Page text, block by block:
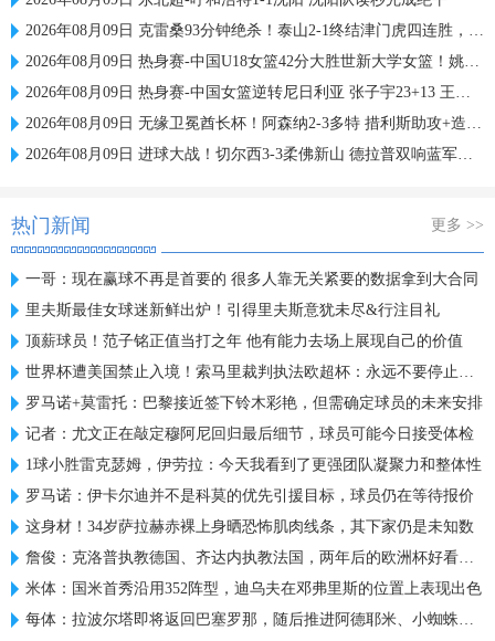
2026年08月09日 克雷桑93分钟绝杀！泰山2-1终结津门虎四连胜，刘洋、哈达斯破门
2026年08月09日 热身赛-中国U18女篮42分大胜世新大学女篮！姚子萱12前场板
2026年08月09日 热身赛-中国女篮逆转尼日利亚 张子宇23+13 王思雨关键两罚
2026年08月09日 无缘卫冕酋长杯！阿森纳2-3多特 措利斯助攻+造点多特U19三人建功
2026年08月09日 进球大战！切尔西3-3柔佛新山 德拉普双响蓝军热身赛暂2胜2负1平
热门新闻 更多 >>
一哥：现在赢球不再是首要的 很多人靠无关紧要的数据拿到大合同
里夫斯最佳女球迷新鲜出炉！引得里夫斯意犹未尽&行注目礼
顶薪球员！范子铭正值当打之年 他有能力去场上展现自己的价值
世界杯遭美国禁止入境！索马里裁判执法欧超杯：永远不要停止追梦
罗马诺+莫雷托：巴黎接近签下铃木彩艳，但需确定球员的未来安排
记者：尤文正在敲定穆阿尼回归最后细节，球员可能今日接受体检
1球小胜雷克瑟姆，伊劳拉：今天我看到了更强团队凝聚力和整体性
罗马诺：伊卡尔迪并不是科莫的优先引援目标，球员仍在等待报价
这身材！34岁萨拉赫赤裸上身晒恐怖肌肉线条，其下家仍是未知数
詹俊：克洛普执教德国、齐达内执教法国，两年后的欧洲杯好看了！
米体：国米首秀沿用352阵型，迪乌夫在邓弗里斯的位置上表现出色
每体：拉波尔塔即将返回巴塞罗那，随后推进阿德耶米、小蜘蛛转会